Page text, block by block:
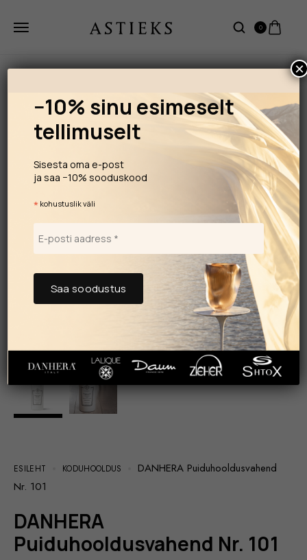
0
ESILEHT KODUHOOLDUS
DANHERA Puiduhooldusvahend
Nr. 101
DANHERA
Puiduhooldusvahend Nr. 101
−10% sinu esimeselt
tellimuselt
Sisesta oma e-post
ja saa −10% sooduskood
* kohustuslik väli
×